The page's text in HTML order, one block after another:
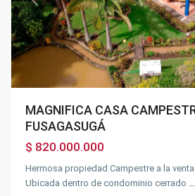
MAGNIFICA CASA
FUSAGASUGÁ
$ 820.000.000
Hermosa propiedad Campestre a la venta
Ubicada dentro de condominio cerrado